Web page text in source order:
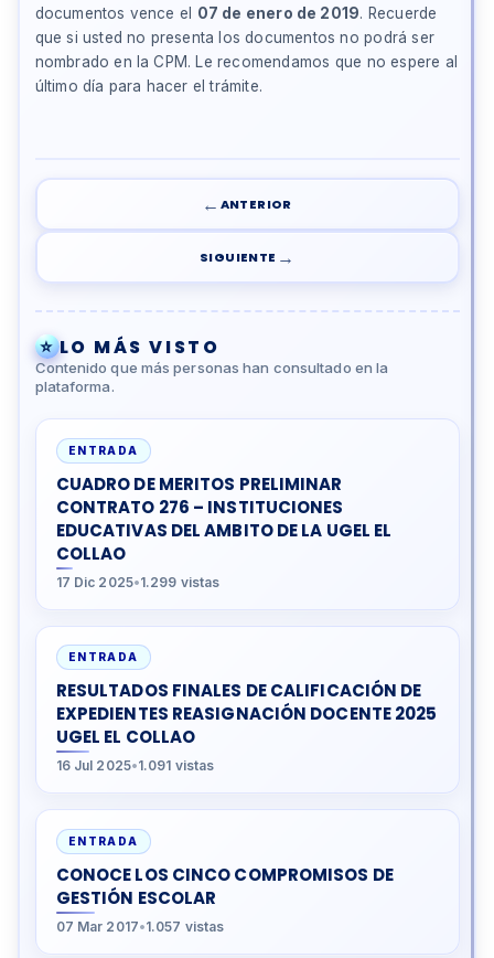
documentos vence el 07 de enero de 2019. Recuerde
que si usted no presenta los documentos no podrá ser
nombrado en la CPM. Le recomendamos que no espere al
último día para hacer el trámite.
← ANTERIOR
SIGUIENTE →
⭐LO MÁS VISTO
Contenido que más personas han consultado en la
plataforma.
ENTRADA
CUADRO DE MERITOS PRELIMINAR
CONTRATO 276 – INSTITUCIONES
EDUCATIVAS DEL AMBITO DE LA UGEL EL
COLLAO
17 Dic 2025•1.299 vistas
ENTRADA
RESULTADOS FINALES DE CALIFICACIÓN DE
EXPEDIENTES REASIGNACIÓN DOCENTE 2025
UGEL EL COLLAO
16 Jul 2025•1.091 vistas
ENTRADA
CONOCE LOS CINCO COMPROMISOS DE
GESTIÓN ESCOLAR
07 Mar 2017•1.057 vistas